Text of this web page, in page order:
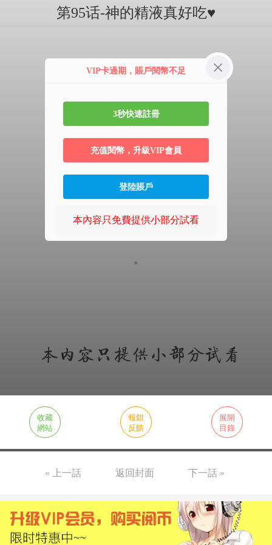
第95话-神的精液真好吃♥
收藏
網站
報錯
反饋
展開
目錄
« 上一話 返回封面 下一話 »
VIP卡過期，賬戶閱幣不足
3秒快速註冊
充值閱幣，升級VIP會員
登陸賬戶
本內容只免費提供小部分試看